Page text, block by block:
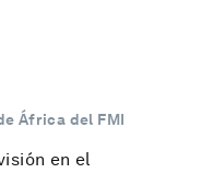
África del FMI
en el